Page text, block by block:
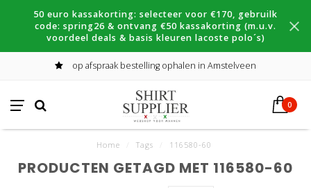
50 euro kassakorting: selecteer voor €170, gebruilk
code: spring26 & ontvang €50 kassakorting (m.u.v.
voordeel deals & basis kleuren lacoste polo´s)
op afspraak bestelling ophalen in Amstelveen
0
Home Tags 116580-60
PRODUCTEN GETAGD MET 116580-60